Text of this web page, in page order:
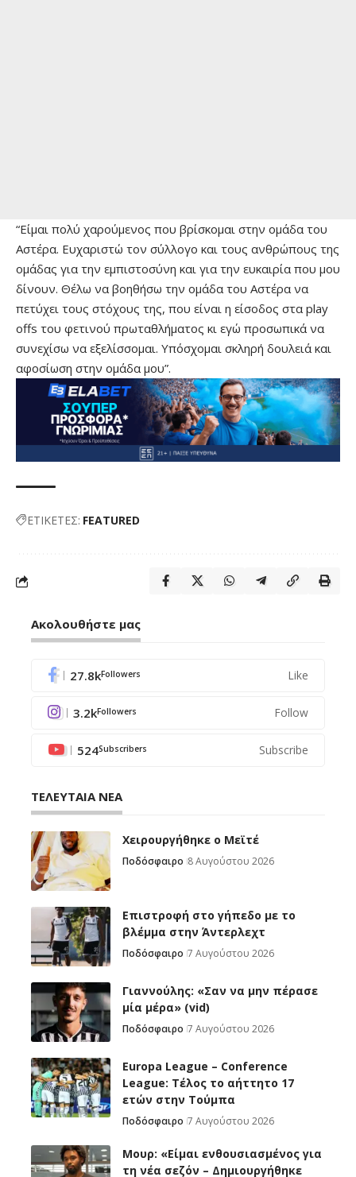
“Είμαι πολύ χαρούμενος που βρίσκομαι στην ομάδα του
Αστέρα. Ευχαριστώ τον σύλλογο και τους ανθρώπους της
ομάδας για την εμπιστοσύνη και για την ευκαιρία που μου
δίνουν. Θέλω να βοηθήσω την ομάδα του Αστέρα να
πετύχει τους στόχους της, που είναι η είσοδος στα play
offs του φετινού πρωταθλήματος κι εγώ προσωπικά να
συνεχίσω να εξελίσσομαι. Υπόσχομαι σκληρή δουλειά και
αφοσίωση στην ομάδα μου”.
ΕΤΙΚΕΤΕΣ: FEATURED
Ακολουθήστε μας
27.8kFollowers Like
3.2kFollowers Follow
524Subscribers Subscribe
ΤΕΛΕΥΤΑΙΑ ΝΕΑ
Χειρουργήθηκε ο Μεϊτέ
Ποδόσφαιρο 8 Αυγούστου 2026
Επιστροφή στο γήπεδο με το
βλέμμα στην Άντερλεχτ
Ποδόσφαιρο 7 Αυγούστου 2026
Γιαννούλης: «Σαν να μην πέρασε
μία μέρα» (vid)
Ποδόσφαιρο 7 Αυγούστου 2026
Europa League – Conference
League: Τέλος το αήττητο 17
ετών στην Τούμπα
Ποδόσφαιρο 7 Αυγούστου 2026
Μουρ: «Είμαι ενθουσιασμένος για
τη νέα σεζόν – Δημιουργήθηκε